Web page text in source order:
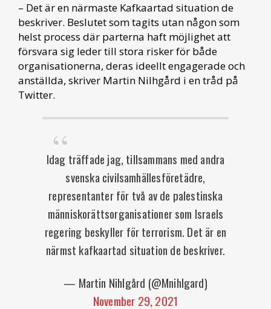
– Det är en närmaste Kafkaartad situation de
beskriver. Beslutet som tagits utan någon som
helst process där parterna haft möjlighet att
försvara sig leder till stora risker för både
organisationerna, deras ideellt engagerade och
anställda, skriver Martin Nilhgård i en tråd på
Twitter.
Idag träffade jag, tillsammans med andra
svenska civilsamhällesföretädre,
representanter för två av de palestinska
människorättsorganisationer som Israels
regering beskyller för terrorism. Det är en
närmst kafkaartad situation de beskriver.
— Martin Nihlgård (@Mnihlgard)
November 29, 2021